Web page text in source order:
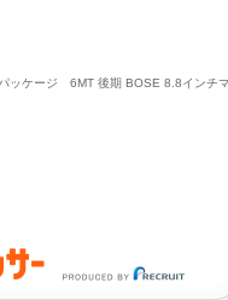
ケージ 6MT 後期 BOSE 8.8インチマ